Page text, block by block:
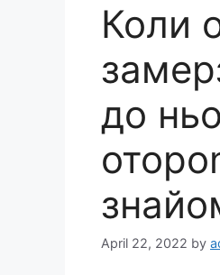
Коли
до
April 22, 2022 by